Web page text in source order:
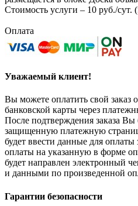
Стоимость услуги – 10 руб./сут.
Оплата
Уважаемый клиент!
Вы можете оплатить свой
банковской карты через
После подтверждения заказа Вы
защищенную платежную
будет ввести данные для
оплаты на указанную в форме
будет направлен электронный
и данными по произведенной
Гарантии безопасности